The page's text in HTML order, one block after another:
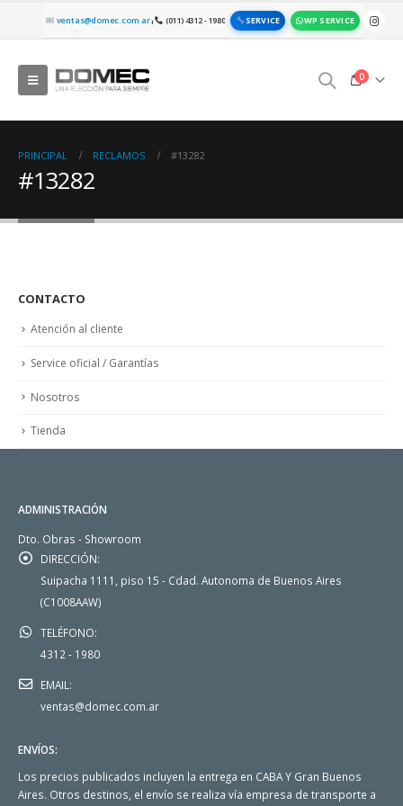
ventas@domec.com.ar| (011) 4312 - 1980 SERVICE WP SERVICE
0
PRINCIPAL RECLAMOS #13282
#13282
CONTACTO
Atención al cliente
Service oficial / Garantías
Nosotros
Tienda
ADMINISTRACIÓN
Dto. Obras - Showroom
DIRECCIÓN:
Suipacha 1111, piso 15 - Cdad. Autonoma de Buenos Aires
(C1008AAW)
TELÉFONO:
4312 - 1980
EMAIL:
ventas@domec.com.ar
ENVÍOS:
Los precios publicados incluyen la entrega en CABA Y Gran Buenos
Aires. Otros destinos, el envío se realiza vía empresa de transporte a